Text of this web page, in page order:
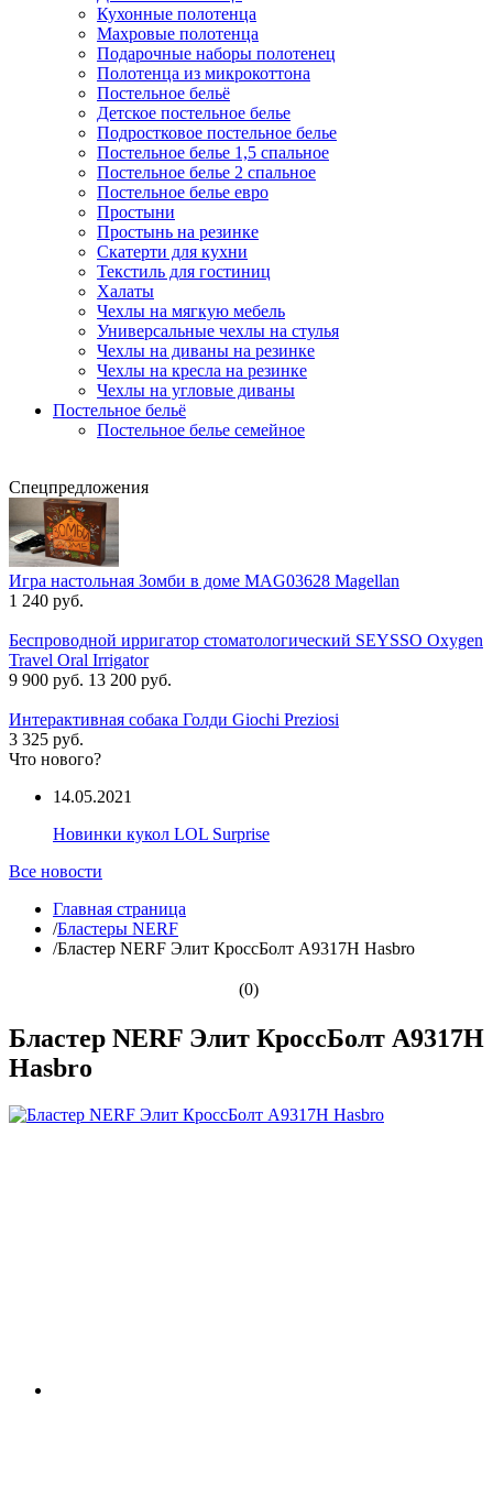
Кухонные полотенца
Махровые полотенца
Подарочные наборы полотенец
Полотенца из микрокоттона
Постельное бельё
Детское постельное белье
Подростковое постельное белье
Постельное белье 1,5 спальное
Постельное белье 2 спальное
Постельное белье евро
Простыни
Простынь на резинке
Скатерти для кухни
Текстиль для гостиниц
Халаты
Чехлы на мягкую мебель
Универсальные чехлы на стулья
Чехлы на диваны на резинке
Чехлы на кресла на резинке
Чехлы на угловые диваны
Постельное бельё
Постельное белье семейное
Спецпредложения
Игра настольная Зомби в доме MAG03628 Magellan
1 240 руб.
Беспроводной ирригатор стоматологический SEYSSO Oxygen
Travel Oral Irrigator
9 900 руб. 13 200 руб.
Интерактивная собака Голди Giochi Preziosi
3 325 руб.
Что нового?
14.05.2021
Новинки кукол LOL Surprise
Все новости
Главная страница
/Бластеры NERF
/Бластер NERF Элит КроссБолт A9317H Hasbro
(0)
Бластер NERF Элит КроссБолт A9317H
Hasbro